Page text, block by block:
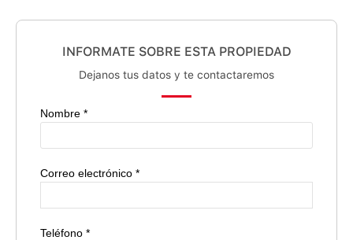
INFORMATE SOBRE ESTA PROPIEDAD
Dejanos tus datos y te contactaremos
Nombre *
Correo electrónico *
Teléfono *